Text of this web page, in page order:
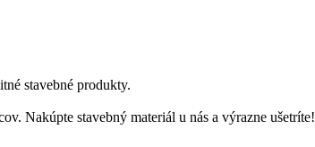
stavebné produkty.
Nakúpte stavebný materiál u nás a výrazne ušetríte!